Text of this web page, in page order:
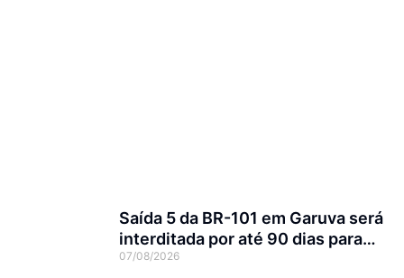
Saída 5 da BR-101 em Garuva será
interditada por até 90 dias para
obras
07/08/2026